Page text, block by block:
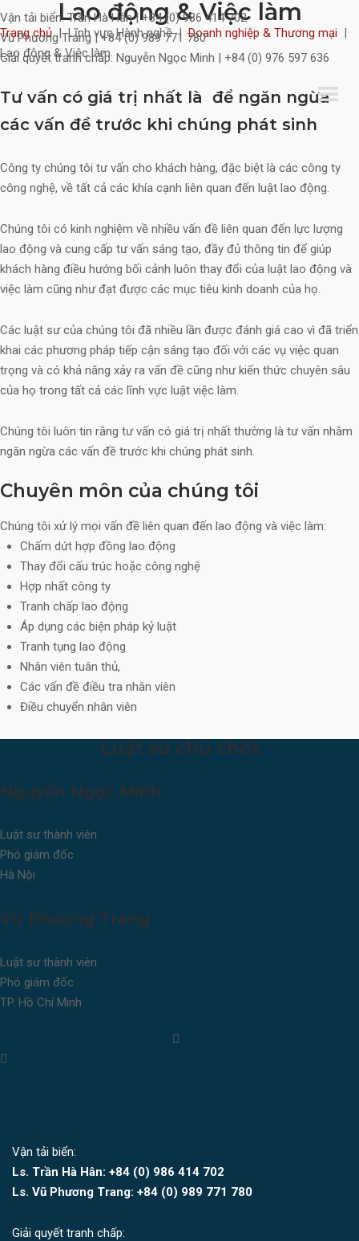
Skip
to
content
Vận tải biển:Trần Hà Hân | +84 (0) 986 414 702
Vũ Phương Trang | +84 (0) 989 771 780
Giải quyết tranh chấp: Nguyễn Ngọc Minh | +84 (0) 976 597 636
Lao động & Việc làm
Trang chủ|Lĩnh vực Hành nghề|Doanh nghiệp & Thương mại |
Lao động & Việc làm
Tư vấn có giá trị nhất là để ngăn ngừa
các vấn đề trước khi chúng phát sinh
Công ty chúng tôi tư vấn cho khách hàng, đặc biệt là các công ty
công nghệ, về tất cả các khía cạnh liên quan đến luật lao động.
Chúng tôi có kinh nghiệm về nhiều vấn đề liên quan đến lực lượng
lao động và cung cấp tư vấn sáng tạo, đầy đủ thông tin để giúp
khách hàng điều hướng bối cảnh luôn thay đổi của luật lao động và
việc làm cũng như đạt được các mục tiêu kinh doanh của họ.
Các luật sư của chúng tôi đã nhiều lần được đánh giá cao vì đã triển
khai các phương pháp tiếp cận sáng tạo đối với các vụ việc quan
trọng và có khả năng xảy ra vấn đề cũng như kiến thức chuyên sâu
của họ trong tất cả các lĩnh vực luật việc làm.
Chúng tôi luôn tin rằng tư vấn có giá trị nhất thường là tư vấn nhằm
ngăn ngừa các vấn đề trước khi chúng phát sinh.
Chuyên môn của chúng tôi
Chúng tôi xử lý mọi vấn đề liên quan đến lao động và việc làm:
Chấm dứt hợp đồng lao động
Thay đổi cấu trúc hoặc công nghệ
Hợp nhất công ty
Tranh chấp lao động
Áp dụng các biện pháp kỷ luật
Tranh tụng lao động
Nhân viên tuân thủ,
Các vấn đề điều tra nhân viên
Điều chuyển nhân viên
Luật sư chủ chốt
Nguyễn Ngọc Minh
Luật sư thành viên
Phó giám đốc
Hà Nội
Vũ Phương Trang
Luật sư thành viên
Phó giám đốc
TP. Hồ Chí Minh
Vận tải biển:
Ls. Trần Hà Hân: +84 (0) 986 414 702
Ls. Vũ Phương Trang: +84 (0) 989 771 780
Giải quyết tranh chấp: